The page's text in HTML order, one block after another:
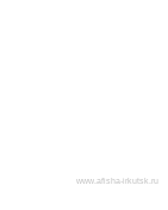
www.afisha-irkutsk.ru